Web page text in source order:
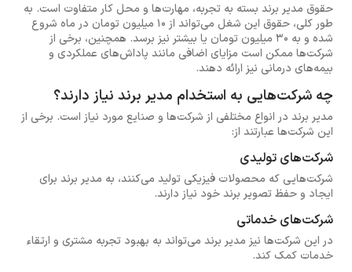
حقوق مدیر برند بسته به تجربه، مهارت‌ها و محل کار متفاوت است. به
طور کلی، حقوق این شغل می‌تواند از ۱۰ میلیون تومان در ماه شروع
شده و به ۳۰ میلیون تومان یا بیشتر نیز برسد. همچنین، برخی از
شرکت‌ها ممکن است مزایای اضافی مانند پاداش‌های عملکردی و
بیمه‌های درمانی نیز ارائه دهند.
چه شرکت‌هایی به استخدام مدیر برند نیاز دارند؟
مدیر برند در انواع مختلفی از شرکت‌ها و صنایع مورد نیاز است. برخی از
این شرکت‌ها عبارتند از:
شرکت‌های تولیدی
شرکت‌هایی که محصولات فیزیکی تولید می‌کنند، به مدیر برند برای
ایجاد و حفظ تصویر برند خود نیاز دارند.
شرکت‌های خدماتی
در این شرکت‌ها نیز مدیر برند می‌تواند به بهبود تجربه مشتری و ارتقاء
خدمات کمک کند.